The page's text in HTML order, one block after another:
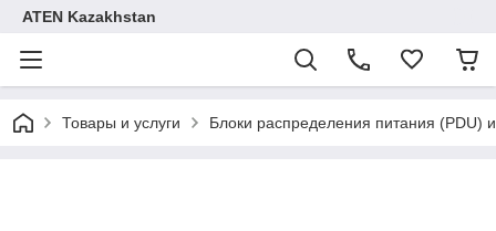
ATEN Kazakhstan
Товары и услуги Блоки распределения питания (PDU)